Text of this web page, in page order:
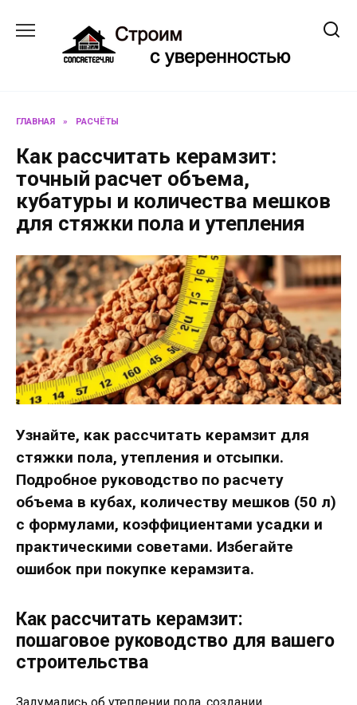
содержанию
ГЛАВНАЯ » РАСЧЁТЫ
Как рассчитать керамзит:
точный расчет объема,
кубатуры и количества мешков
для стяжки пола и утепления
Узнайте, как рассчитать керамзит для
стяжки пола, утепления и отсыпки.
Подробное руководство по расчету
объема в кубах, количеству мешков (50 л)
с формулами, коэффициентами усадки и
практическими советами. Избегайте
ошибок при покупке керамзита.
Как рассчитать керамзит:
пошаговое руководство для вашего
строительства